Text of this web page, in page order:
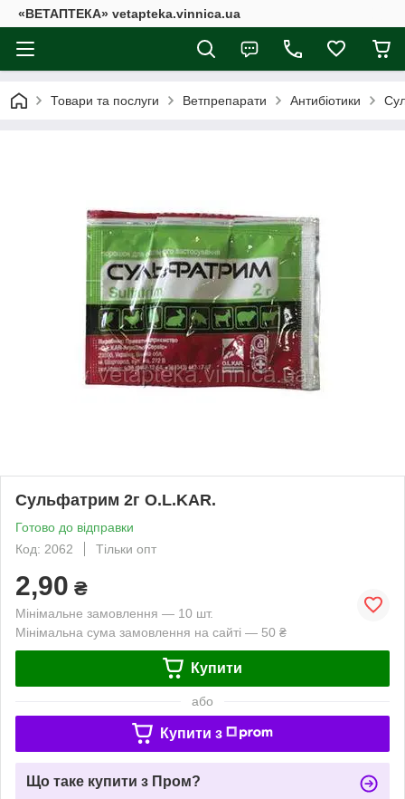
«ВЕТАПТЕКА» vetapteka.vinnica.ua
Товари та послуги Ветпрепарати Антибіотики
Сульфатрим 2г O.L.KAR.
Готово до відправки
Код: 2062
Тільки опт
2,90 ₴
Мінімальне замовлення — 10 шт.
Мінімальна сума замовлення на сайті — 50 ₴
Купити
або
Купити з
Що таке купити з Пром?